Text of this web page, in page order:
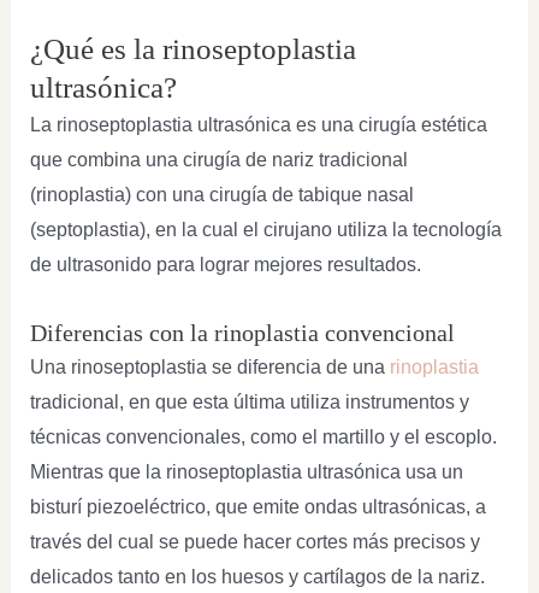
¿Qué es la rinoseptoplastia
ultrasónica?
La rinoseptoplastia ultrasónica es una cirugía estética
que combina una cirugía de nariz tradicional
(rinoplastia) con una cirugía de tabique nasal
(septoplastia), en la cual el cirujano utiliza la tecnología
de ultrasonido para lograr mejores resultados.
Diferencias con la rinoplastia convencional
Una rinoseptoplastia se diferencia de una rinoplastia
tradicional, en que esta última utiliza instrumentos y
técnicas convencionales, como el martillo y el escoplo.
Mientras que la rinoseptoplastia ultrasónica usa un
bisturí piezoeléctrico, que emite ondas ultrasónicas, a
través del cual se puede hacer cortes más precisos y
delicados tanto en los huesos y cartílagos de la nariz.